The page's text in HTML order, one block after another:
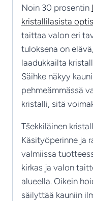
Noin 30 prosentin
kristallilasista
taittaa valon eri
tuloksena on
laadukkailta
Säihke näkyy
pehmeämmässä
kristalli, sitä
Tšekkiläinen
Käsityöperinne ja
valmiissa
kirkas ja valon
alueella. Oikein
säilyttää kauniin